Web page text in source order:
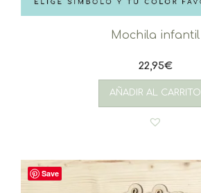
Mochila infantil
22,95€
AÑADIR AL CARRITO
Save